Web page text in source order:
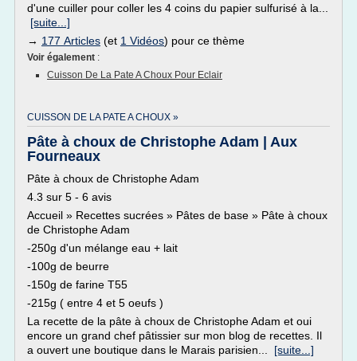
d'une cuiller pour coller les 4 coins du papier sulfurisé à la...
[suite...]
→ 177 Articles (et 1 Vidéos) pour ce thème
Voir également :
Cuisson De La Pate A Choux Pour Eclair
CUISSON DE LA PATE A CHOUX »
Pâte à choux de Christophe Adam | Aux
Fourneaux
Pâte à choux de Christophe Adam
4.3 sur 5 - 6 avis
Accueil » Recettes sucrées » Pâtes de base » Pâte à choux
de Christophe Adam
-250g d'un mélange eau + lait
-100g de beurre
-150g de farine T55
-215g ( entre 4 et 5 oeufs )
La recette de la pâte à choux de Christophe Adam et oui
encore un grand chef pâtissier sur mon blog de recettes. Il
a ouvert une boutique dans le Marais parisien... [suite...]